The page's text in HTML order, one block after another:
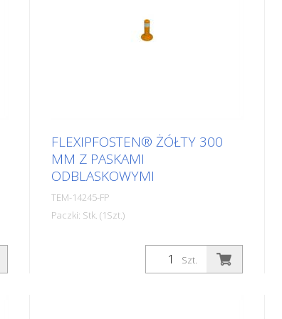
FLEXIPFOSTEN® ŻÓŁTY 300
MM Z PASKAMI
ODBLASKOWYMI
TEM-14245-FP
Paczki: Stk. (1Szt.)
średnica: 80 mm Materiał: PUR
wysokość: 300 mm Masa: 0,69 kg
Kolor: żółty 1 pasek odblaskowy (bez
Szt.